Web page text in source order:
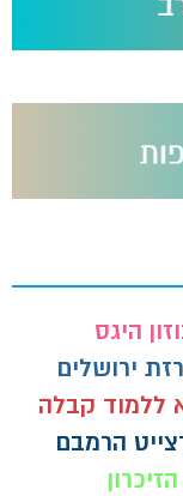
היגס
ירושלים
ללמוד קבלה
הרמבם